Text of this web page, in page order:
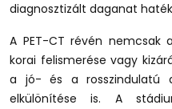
diagnosztizált daganat
A PET-CT révén
korai felismerése vagy
a jó- és a rosszindulatú
elkülönítése is. A